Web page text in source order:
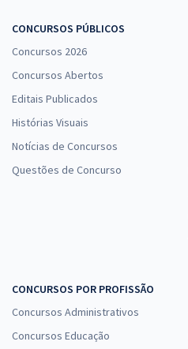
CONCURSOS PÚBLICOS
Concursos 2026
Concursos Abertos
Editais Publicados
Histórias Visuais
Notícias de Concursos
Questões de Concurso
CONCURSOS POR PROFISSÃO
Concursos Administrativos
Concursos Educação